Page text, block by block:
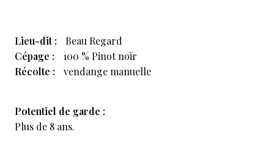
Lieu-dit :
Beau Regard
Cépage :
100 % Pinot noir
Récolte :
vendange manuelle
Potentiel de garde :
Plus de 8 ans.